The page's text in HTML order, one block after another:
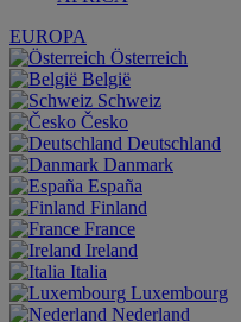
EUROPA
Österreich
België
Schweiz
Česko
Deutschland
Danmark
España
Finland
France
Ireland
Italia
Luxembourg
Nederland